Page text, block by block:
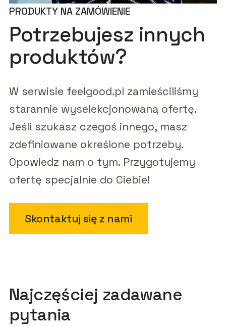
PRODUKTY NA ZAMÓWIENIE
Potrzebujesz innych
produktów?
W serwisie feelgood.pl zamieściliśmy
starannie wyselekcjonowaną ofertę.
Jeśli szukasz czegoś innego, masz
zdefiniowane określone potrzeby.
Opowiedz nam o tym. Przygotujemy
ofertę specjalnie do Ciebie!
Skontaktuj się z nami
Najczęściej zadawane
pytania